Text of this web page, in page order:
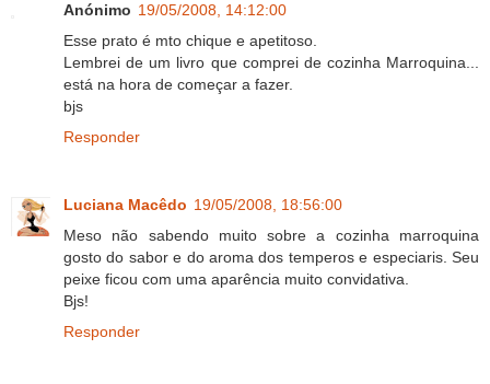
Anónimo 19/05/2008, 14:12:00
Esse prato é mto chique e apetitoso.
Lembrei de um livro que comprei de cozinha Marroquina...
está na hora de começar a fazer.
bjs
Responder
Luciana Macêdo 19/05/2008, 18:56:00
Meso não sabendo muito sobre a cozinha marroquina
gosto do sabor e do aroma dos temperos e especiaris. Seu
peixe ficou com uma aparência muito convidativa.
Bjs!
Responder